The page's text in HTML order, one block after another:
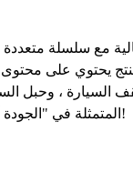
يحتوي على
السيارة ، وحبل
المتمثلة في "الجودة أولاً ، الابتكار المستمر" لإرضاء العملاء بمنتجات عالية الجودة وخدمة ما بعد البيع المثالية!